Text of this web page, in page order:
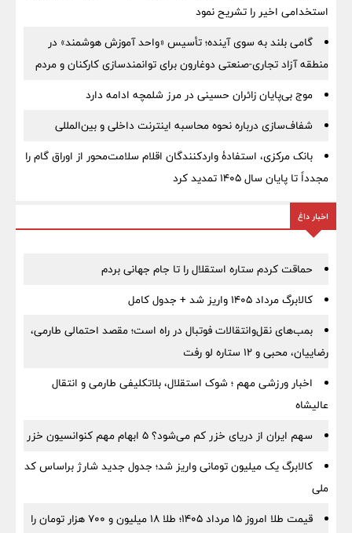
استخدامی اخیر را تشریح نمود
گامی بلند به سوی آینده؛ تأسیس «واحد آموزش هوشمند» در
منطقه آزاد تجاری-صنعتی دوغارون برای توانمندسازی کارکنان و مردم
موج بی‌پایان زائران حسینی در مرز شلمچه ادامه دارد
شفاف‌سازی درباره نحوه محاسبه اینترنت داخلی و بین‌المللی
بانک مرکزی، استفادۀ واردکنندگان اقلام سلامت‌محور از اوراق گام را
مجدداً تا پایان سال ۱۴۰۵ تمدید کرد
اخبار داغ
حماقت کردم ستاره استقلال را تا جام جهانی بردم
کالابرگ مرداد ۱۴۰۵ واریز شد + جدول کامل
بمب‌های نقل‌وانتقالات فوتبال در راه است؛ مقصد احتمالی طارمی،
رضاییان، محبی و ۱۲ ستاره لو رفت
اخبار ورزشی مهم ؛ شوک استقلال، بلاتکلیفی طارمی و انتقال
عالیشاه
سهم ایران از دریای خزر کم می‌شود؟ ۵ ابهام مهم کنوانسیون خزر
کالابرگ یک میلیون تومانی واریز شد؛ جدول جدید شارژ براساس کد
ملی
قیمت طلا امروز ۱۵ مرداد ۱۴۰۵؛ طلا ۱۸ میلیون و ۷۰۰ هزار تومان را